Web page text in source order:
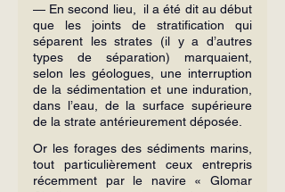
— En second lieu,  il a été dit au début
que les joints de stratification qui
séparent les strates (il y a d’autres
types de séparation) marquaient,
selon les géologues, une interruption
de la sédimentation et une induration,
dans l’eau, de la surface supérieure
de la strate antérieurement déposée.
Or les forages des sédiments marins,
tout particulièrement ceux entrepris
récemment par le navire « Glomar